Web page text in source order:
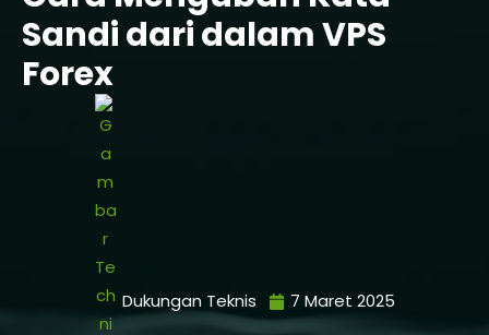
Sandi dari dalam VPS
Forex
Dukungan Teknis 7 Maret 2025